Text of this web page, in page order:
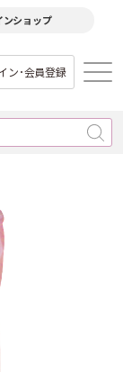
ンショップ
ン･会員登録